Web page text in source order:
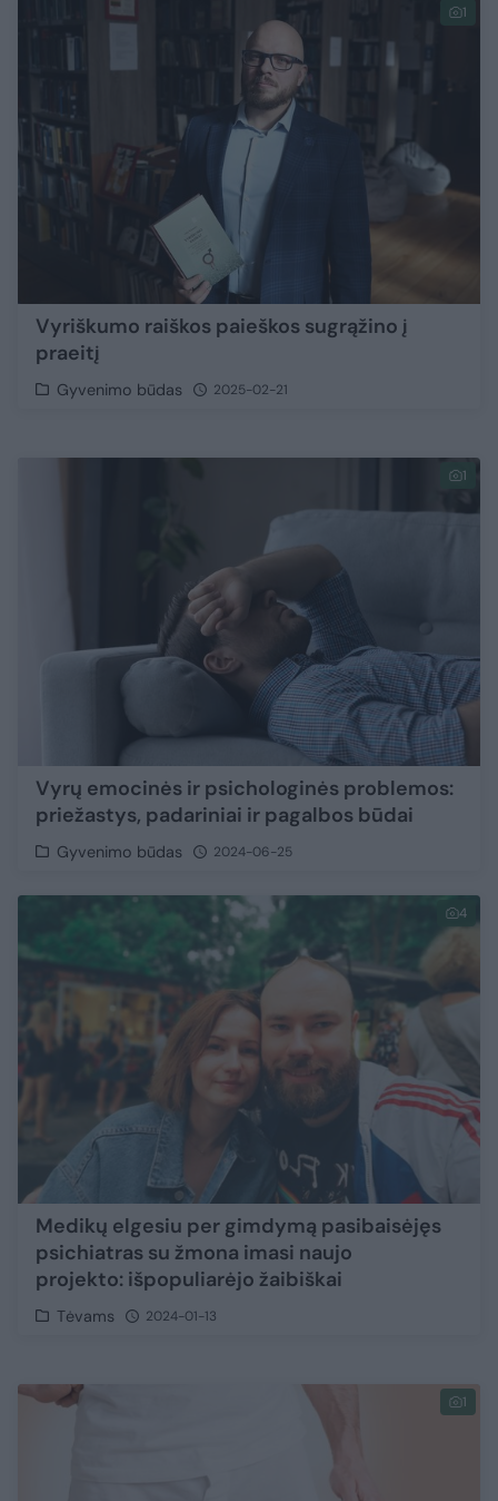
1
Vyriškumo raiškos paieškos sugrąžino į
praeitį
Gyvenimo būdas 2025-02-21
1
Vyrų emocinės ir psichologinės problemos:
priežastys, padariniai ir pagalbos būdai
Gyvenimo būdas 2024-06-25
4
Medikų elgesiu per gimdymą pasibaisėjęs
psichiatras su žmona imasi naujo
projekto: išpopuliarėjo žaibiškai
Tėvams 2024-01-13
1